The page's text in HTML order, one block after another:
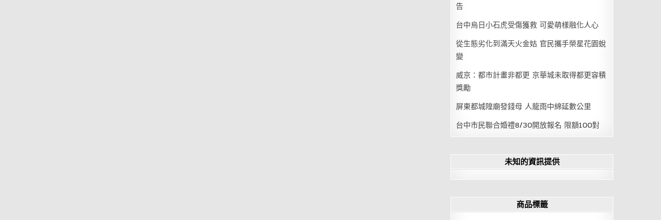
告
台中烏日小石虎受傷獲救 可愛萌樣融化人心
從生態劣化到滿天火金姑 官民攜手榮星花園蛻
變
威京：都市計畫非都更 京華城未取得都更容積
獎勵
屏東都城隍廟發錢母 人龍雨中綿延數公里
台中市民聯合婚禮8/30開放報名 限額100對
未知的資訊提供
商品標籤